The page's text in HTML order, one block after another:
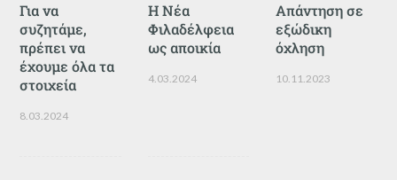
Για να
συζητάμε,
πρέπει να
έχουμε όλα τα
στοιχεία
8.03.2024
Η Νέα
Φιλαδέλφεια
ως αποικία
4.03.2024
Απάντηση σε
εξώδικη
όχληση
10.11.2023